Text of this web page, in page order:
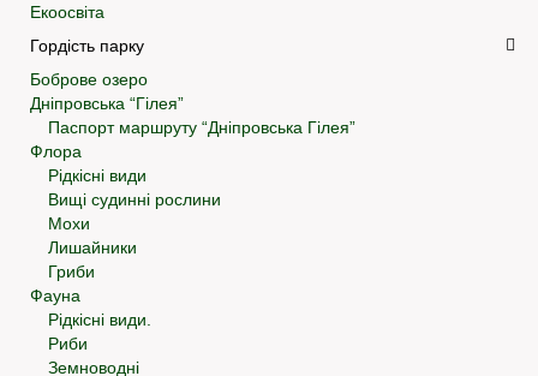
Екоосвіта
Гордість парку
Боброве озеро
Дніпровська “Гілея”
Паспорт маршруту “Дніпровська Гілея”
Флора
Рідкісні види
Вищі судинні рослини
Мохи
Лишайники
Гриби
Фауна
Рідкісні види.
Риби
Земноводні